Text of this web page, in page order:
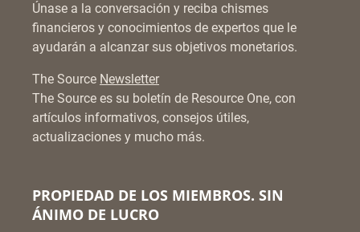
Únase a la conversación y reciba chismes
financieros y conocimientos de expertos que le
ayudarán a alcanzar sus objetivos monetarios.
The Source Newsletter
The Source es su boletín de Resource One, con
artículos informativos, consejos útiles,
actualizaciones y mucho más.
PROPIEDAD DE LOS MIEMBROS. SIN
ÁNIMO DE LUCRO